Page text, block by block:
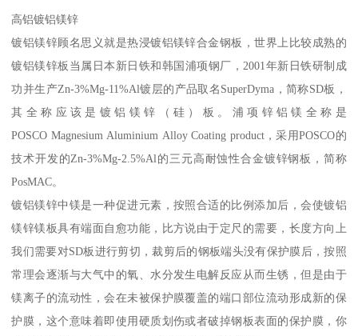
高铝镀铝镁锌
镀铝镁锌顾名思义就是热浸镀铝镁锌合金钢板，世界上比较成熟的
镀铝镁锌板当属日本新日铁和韩国浦项钢厂，2001年新日铁研制成
功并生产Zn-3%Mg-11%Al镀层的产品取名SuperDyma，简称SD板，
其全称应该是镀铝镁锌（硅）板。浦项锌铝镁全称是
POSCO Magnesium Aluminium Alloy Coating product，采用POSCO的
技术开发的Zn-3%Mg-2.5%Al的三元高耐蚀性合金镀锌钢板，简称
PosMAC。
镀铝镁锌中镁是一种促进元素，按照合适的比例添加后，会使镀铝
镁锌镁板具有端面自愈功能，比方说由于定尺的需要，长度方向上
我们需要对SD板进行剪切，裁剪后的钢板端头没有保护膜后，按照
常理会逐渐与大气中的氧、水分发生电解反应从而生锈，但是由于
镁离子的流动性，会在未被保护膜覆盖的端口部位流动形成新的保
护膜，这个意味着即使用硬质划伤或者破掉钢板表面的保护膜，你